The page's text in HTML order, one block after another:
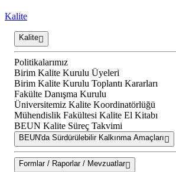
Kalite
Kalite
Politikalarımız
Birim Kalite Kurulu Üyeleri
Birim Kalite Kurulu Toplantı Kararları
Fakülte Danışma Kurulu
Üniversitemiz Kalite Koordinatörlüğü
Mühendislik Fakültesi Kalite El Kitabı
BEUN Kalite Süreç Takvimi
BEUN'da Sürdürülebilir Kalkınma Amaçları
Formlar / Raporlar / Mevzuatlar